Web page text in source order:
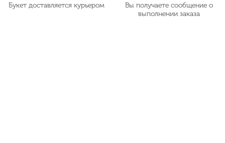
Букет доставляется курьером
Вы получаете сообщение о
выполнении заказа